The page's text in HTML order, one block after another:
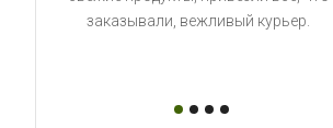
заказывали, вежливый курьер.